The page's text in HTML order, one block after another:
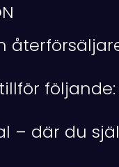
följande:
– där du